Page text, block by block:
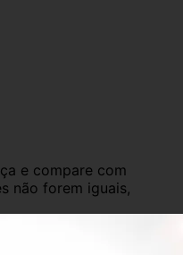
e compare com
não forem iguais,